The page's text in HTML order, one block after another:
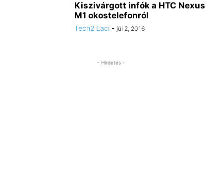
Kiszivárgott infók a HTC Nexus
M1 okostelefonról
Tech2 Laci - júl 2, 2016
- Hirdetés -